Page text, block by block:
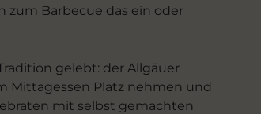
zum Barbecue das ein oder
gelebt: der Allgäuer
Mittagessen Platz nehmen und
mit selbst gemachten